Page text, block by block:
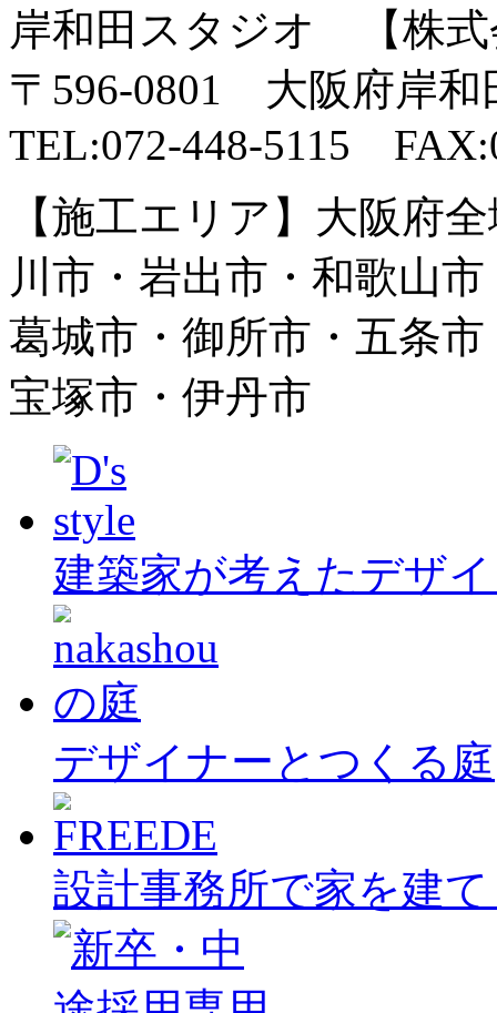
岸和田スタジオ 【株
〒596-0801 大阪府岸和
TEL:072-448-5115
【施工エリア】大阪府
川市・岩出市・和歌山
葛城市・御所市・五条
宝塚市・伊丹市
建築家が考えたデザ
デザイナーとつくる庭
設計事務所で家を建